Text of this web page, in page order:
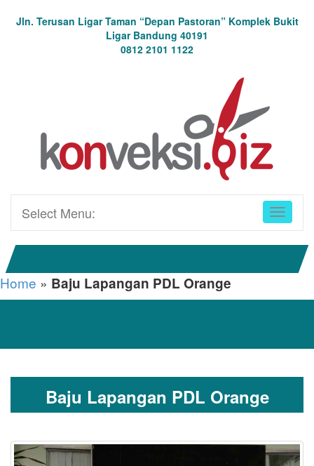
Jln. Terusan Ligar Taman “Depan Pastoran” Komplek Bukit
Ligar Bandung 40191
0812 2101 1122
Select Menu:
Home » Baju Lapangan PDL Orange
Baju Lapangan PDL Orange